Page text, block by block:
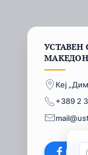
УСТАВЕН
Кеј
+389 2